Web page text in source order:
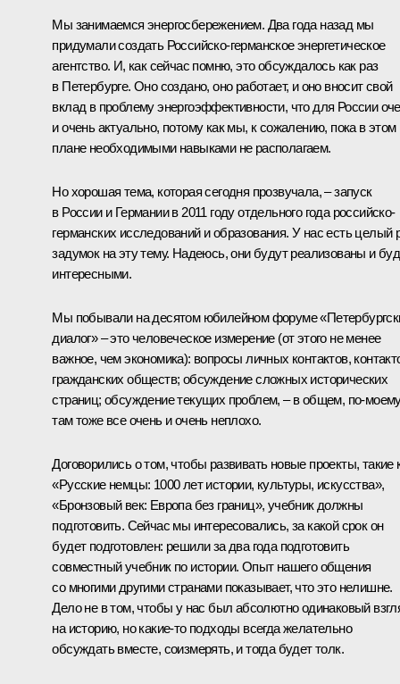
Мы занимаемся энергосбережением. Два года назад мы
придумали создать Российско-германское энергетическое
агентство. И, как сейчас помню, это обсуждалось как раз
в Петербурге. Оно создано, оно работает, и оно вносит свой
вклад в проблему энергоэффективности, что для России
и очень актуально, потому как мы, к сожалению, пока в этом
плане необходимыми навыками не располагаем.
Но хорошая тема, которая сегодня прозвучала, – запуск
в России и Германии в 2011 году отдельного года российско-
германских исследований и образования. У нас есть целый
задумок на эту тему. Надеюсь, они будут реализованы и
интересными.
Мы побывали на десятом юбилейном форуме
диалог»– это человеческое измерение (от этого не менее
важное, чем экономика): вопросы личных контактов,
гражданских обществ; обсуждение сложных исторических
страниц; обсуждение текущих проблем, – в общем,
там тоже все очень и очень неплохо.
Договорились о том, чтобы развивать новые проекты, такие
«Русские немцы: 1000 лет истории, культуры, искусства»,
«Бронзовый век: Европа без границ», учебник должны
подготовить. Сейчас мы интересовались, за какой срок он
будет подготовлен: решили за два года подготовить
совместный учебник по истории. Опыт нашего общения
со многими другими странами показывает, что это нелишне.
Дело не в том, чтобы у нас был абсолютно одинаковый
на историю, но какие‑то подходы всегда желательно
обсуждать вместе, соизмерять, и тогда будет толк.